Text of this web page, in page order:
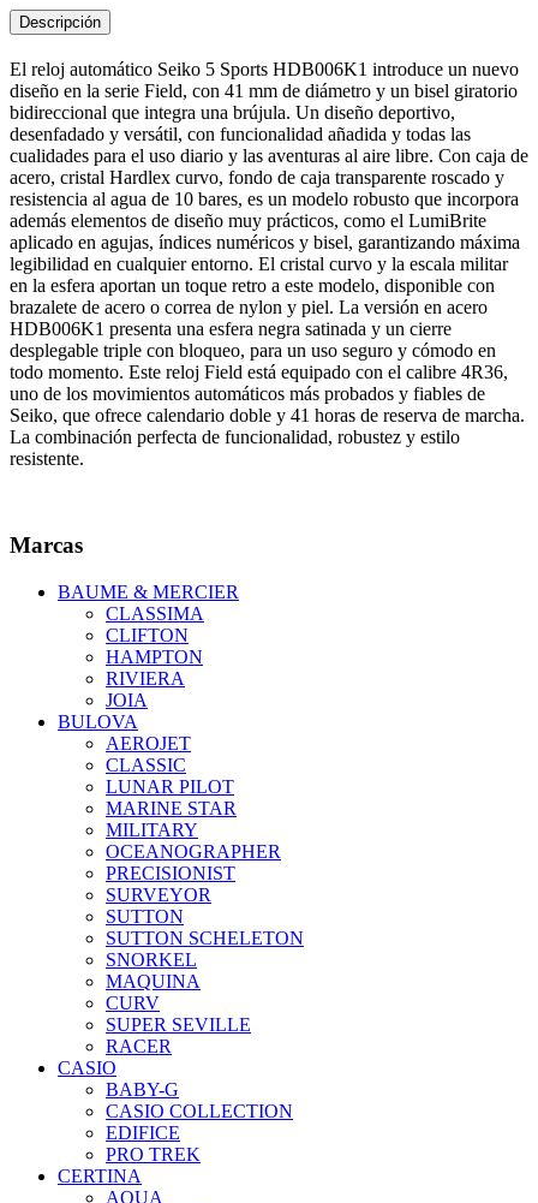
Descripción
El reloj automático Seiko 5 Sports HDB006K1 introduce un nuevo
diseño en la serie Field, con 41 mm de diámetro y un bisel giratorio
bidireccional que integra una brújula. Un diseño deportivo,
desenfadado y versátil, con funcionalidad añadida y todas las
cualidades para el uso diario y las aventuras al aire libre. Con caja de
acero, cristal Hardlex curvo, fondo de caja transparente roscado y
resistencia al agua de 10 bares, es un modelo robusto que incorpora
además elementos de diseño muy prácticos, como el LumiBrite
aplicado en agujas, índices numéricos y bisel, garantizando máxima
legibilidad en cualquier entorno. El cristal curvo y la escala militar
en la esfera aportan un toque retro a este modelo, disponible con
brazalete de acero o correa de nylon y piel. La versión en acero
HDB006K1 presenta una esfera negra satinada y un cierre
desplegable triple con bloqueo, para un uso seguro y cómodo en
todo momento. Este reloj Field está equipado con el calibre 4R36,
uno de los movimientos automáticos más probados y fiables de
Seiko, que ofrece calendario doble y 41 horas de reserva de marcha.
La combinación perfecta de funcionalidad, robustez y estilo
resistente.
Marcas
BAUME & MERCIER
CLASSIMA
CLIFTON
HAMPTON
RIVIERA
JOIA
BULOVA
AEROJET
CLASSIC
LUNAR PILOT
MARINE STAR
MILITARY
OCEANOGRAPHER
PRECISIONIST
SURVEYOR
SUTTON
SUTTON SCHELETON
SNORKEL
MAQUINA
CURV
SUPER SEVILLE
RACER
CASIO
BABY-G
CASIO COLLECTION
EDIFICE
PRO TREK
CERTINA
AQUA